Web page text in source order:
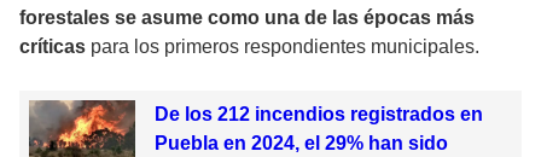
forestales se asume como una de las épocas más
críticas para los primeros respondientes municipales.
De los 212 incendios registrados en
Puebla en 2024, el 29% han sido